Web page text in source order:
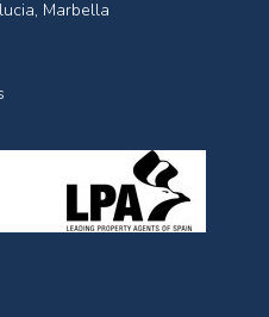
Marbella